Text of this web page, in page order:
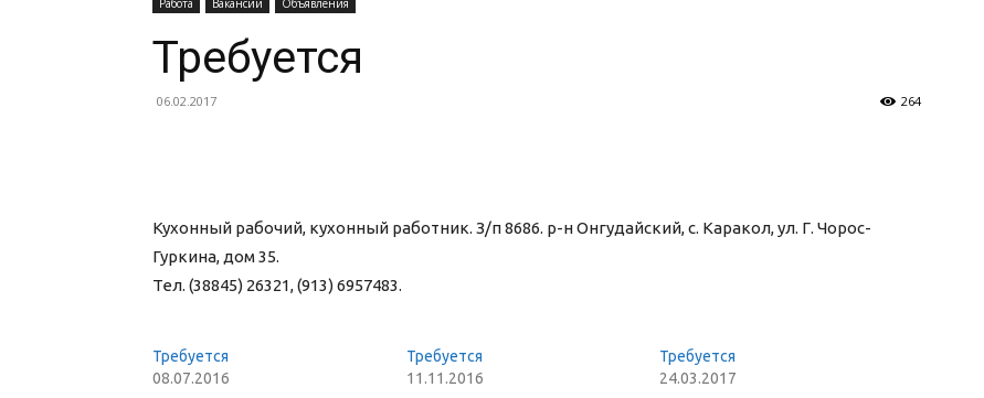
Работа Вакансии Объявления
Требуется
06.02.2017 264
Кухонный рабочий, кухонный работник. З/п 8686. р-н Онгудайский, с. Каракол, ул. Г. Чорос-
Гуркина, дом 35.
Тел. (38845) 26321, (913) 6957483.
Требуется
08.07.2016
Требуется
11.11.2016
Требуется
24.03.2017